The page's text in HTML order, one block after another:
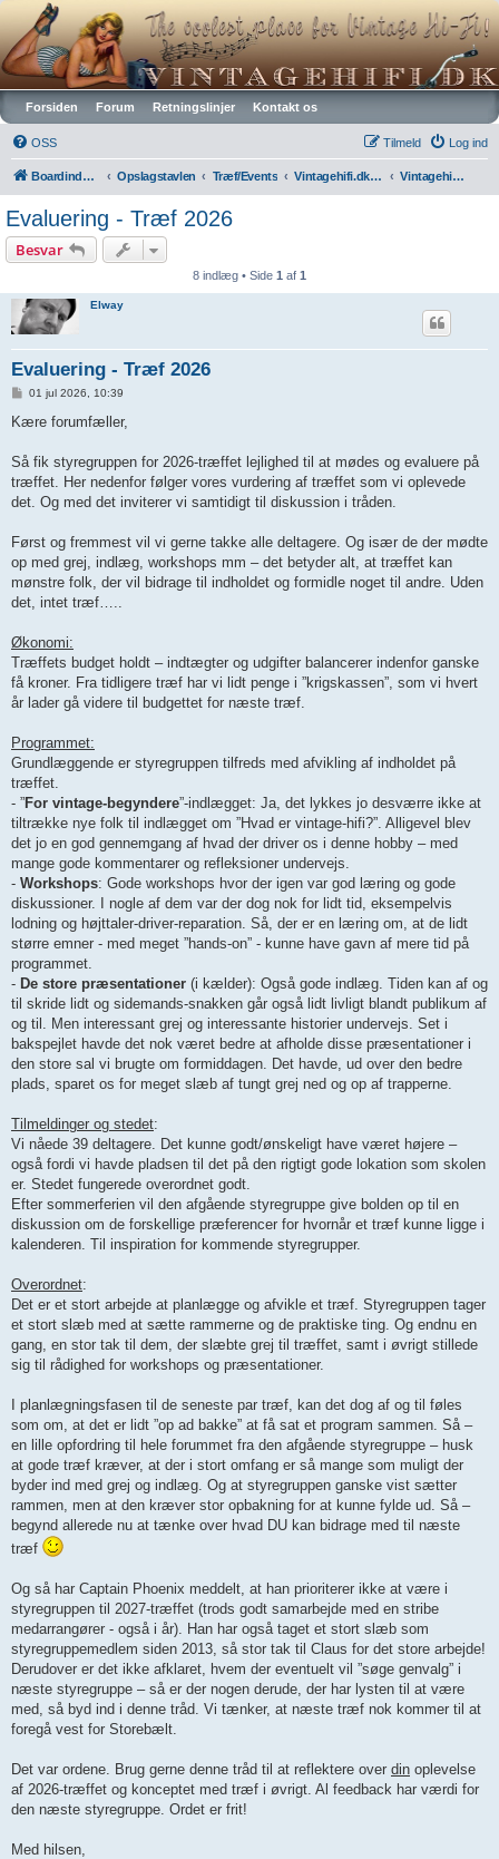
Vintagehifi.dk
Forsiden Forum Retningslinjer Kontakt os
OSS Log ind
Tilmeld
Boardindeks Opslagstavlen Træf/Events Vintagehifi.dk træf Vintagehifi træf 2026
Evaluering - Træf 2026
Besvar
8 indlæg • Side 1 af 1
Elway
Evaluering - Træf 2026
d
g
01 jul 2026, 10:39
Kære forumfæller,
Så fik styregruppen for 2026-træffet lejlighed til at mødes og evaluere på
træffet. Her nedenfor følger vores vurdering af træffet som vi oplevede
det. Og med det inviterer vi samtidigt til diskussion i tråden.
Først og fremmest vil vi gerne takke alle deltagere. Og især de der mødte
op med grej, indlæg, workshops mm – det betyder alt, at træffet kan
mønstre folk, der vil bidrage til indholdet og formidle noget til andre. Uden
det, intet træf…..
Økonomi:
Træffets budget holdt – indtægter og udgifter balancerer indenfor ganske
få kroner. Fra tidligere træf har vi lidt penge i ”krigskassen”, som vi hvert
år lader gå videre til budgettet for næste træf.
Programmet:
Grundlæggende er styregruppen tilfreds med afvikling af indholdet på
træffet.
- ”For vintage-begyndere”-indlægget: Ja, det lykkes jo desværre ikke at
tiltrække nye folk til indlægget om ”Hvad er vintage-hifi?”. Alligevel blev
det jo en god gennemgang af hvad der driver os i denne hobby – med
mange gode kommentarer og refleksioner undervejs.
- Workshops: Gode workshops hvor der igen var god læring og gode
diskussioner. I nogle af dem var der dog nok for lidt tid, eksempelvis
lodning og højttaler-driver-reparation. Så, der er en læring om, at de lidt
større emner - med meget ”hands-on” - kunne have gavn af mere tid på
programmet.
- De store præsentationer (i kælder): Også gode indlæg. Tiden kan af og
til skride lidt og sidemands-snakken går også lidt livligt blandt publikum af
og til. Men interessant grej og interessante historier undervejs. Set i
bakspejlet havde det nok været bedre at afholde disse præsentationer i
den store sal vi brugte om formiddagen. Det havde, ud over den bedre
plads, sparet os for meget slæb af tungt grej ned og op af trapperne.
Tilmeldinger og stedet:
Vi nåede 39 deltagere. Det kunne godt/ønskeligt have været højere –
også fordi vi havde pladsen til det på den rigtigt gode lokation som skolen
er. Stedet fungerede overordnet godt.
Efter sommerferien vil den afgående styregruppe give bolden op til en
diskussion om de forskellige præferencer for hvornår et træf kunne ligge i
kalenderen. Til inspiration for kommende styregrupper.
Overordnet:
Det er et stort arbejde at planlægge og afvikle et træf. Styregruppen tager
et stort slæb med at sætte rammerne og de praktiske ting. Og endnu en
gang, en stor tak til dem, der slæbte grej til træffet, samt i øvrigt stillede
sig til rådighed for workshops og præsentationer.
I planlægningsfasen til de seneste par træf, kan det dog af og til føles
som om, at det er lidt ”op ad bakke” at få sat et program sammen. Så –
en lille opfordring til hele forummet fra den afgående styregruppe – husk
at gode træf kræver, at der i stort omfang er så mange som muligt der
byder ind med grej og indlæg. Og at styregruppen ganske vist sætter
rammen, men at den kræver stor opbakning for at kunne fylde ud. Så –
begynd allerede nu at tænke over hvad DU kan bidrage med til næste
træf
Og så har Captain Phoenix meddelt, at han prioriterer ikke at være i
styregruppen til 2027-træffet (trods godt samarbejde med en stribe
medarrangører - også i år). Han har også taget et stort slæb som
styregruppemedlem siden 2013, så stor tak til Claus for det store arbejde!
Derudover er det ikke afklaret, hvem der eventuelt vil ”søge genvalg” i
næste styregruppe – så er der nogen derude, der har lysten til at være
med, så byd ind i denne tråd. Vi tænker, at næste træf nok kommer til at
foregå vest for Storebælt.
Det var ordene. Brug gerne denne tråd til at reflektere over din oplevelse
af 2026-træffet og konceptet med træf i øvrigt. Al feedback har værdi for
den næste styregruppe. Ordet er frit!
Med hilsen,